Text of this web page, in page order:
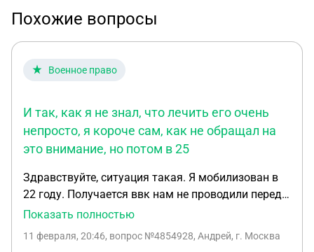
Похожие вопросы
Военное право
И так, как я не знал, что лечить его очень
непросто, я короче сам, как не обращал на
это внимание, но потом в 25
Здравствуйте, ситуация такая. Я мобилизован в
22 году. Получается ввк нам не проводили перед
тем, как отправить на территорию сво. Ну то, что
телу. И до сих пор. Короче, он. Я обращался уже
Показать полностью
11 февраля, 20:46, вопрос №4854928, Андрей, г. Москва